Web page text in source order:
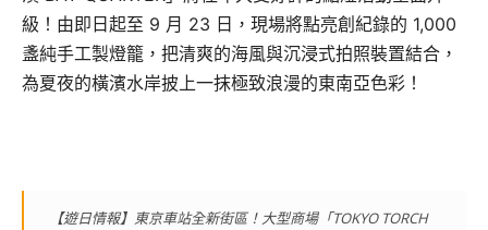
級！由即日起至 9 月 23 日，現場將點亮創紀錄的 1,000
盞純手工製燈籠，把清爽的海風與沉浸式拍照裝置結合，
為夏夜的橫濱水岸披上一抹極致浪漫的東南亞色彩！
【遊日情報】東京車站全新街區！大型商場「TOKYO TORCH